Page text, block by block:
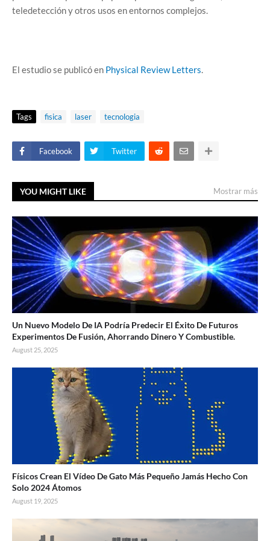
teledetección y otros usos en entornos complejos.
El estudio se publicó en Physical Review Letters.
Tags fisica laser tecnologia
Facebook Twitter
YOU MIGHT LIKE Mostrar más
Un Nuevo Modelo De IA Podría Predecir El Éxito De Futuros
Experimentos De Fusión, Ahorrando Dinero Y Combustible.
August 25, 2025
Físicos Crean El Vídeo De Gato Más Pequeño Jamás Hecho Con
Solo 2024 Átomos
August 19, 2025